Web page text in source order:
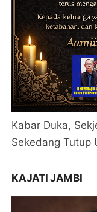
Kabar Duka,
Sekedang Tutup
KAJATI JAMBI